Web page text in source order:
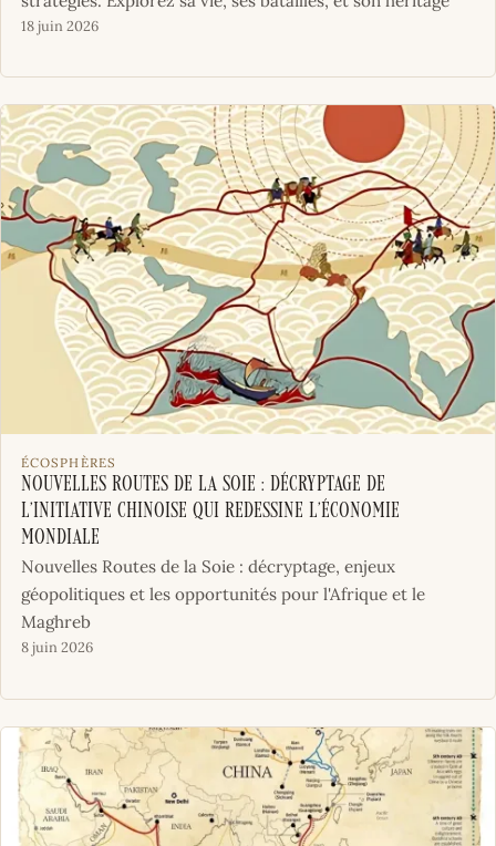
18 juin 2026
ÉCOSPHÈRES
Nouvelles Routes de la Soie : décryptage de
l’initiative chinoise qui redessine l’économie
mondiale
Nouvelles Routes de la Soie : décryptage, enjeux
géopolitiques et les opportunités pour l'Afrique et le
Maghreb
8 juin 2026